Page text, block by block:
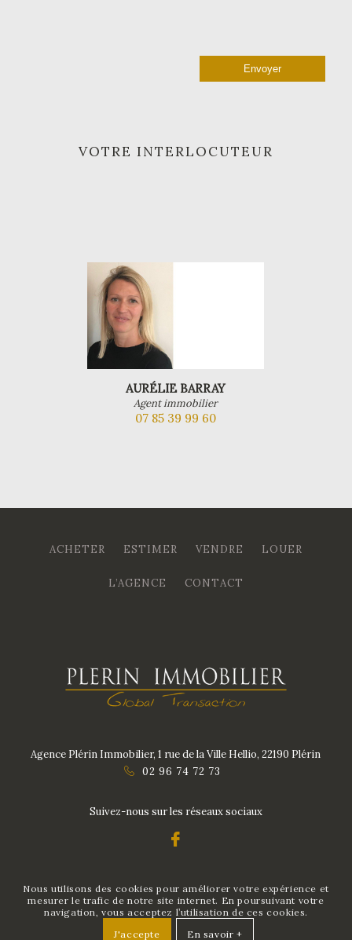
VOTRE INTERLOCUTEUR
AURÉLIE BARRAY
Agent immobilier
07 85 39 99 60
ACHETER ESTIMER VENDRE LOUER
L’AGENCE CONTACT
Agence Plérin Immobilier, 1 rue de la Ville Hellio, 22190 Plérin
02 96 74 72 73
Suivez-nous sur les réseaux sociaux
Politique de confidentialité des données/ Mentions légales/
Réalisation Inodia
Nous utilisons des cookies pour améliorer votre expérience et
mesurer le trafic de notre site internet. En poursuivant votre
navigation, vous acceptez l’utilisation de ces cookies.
J'accepte
En savoir +